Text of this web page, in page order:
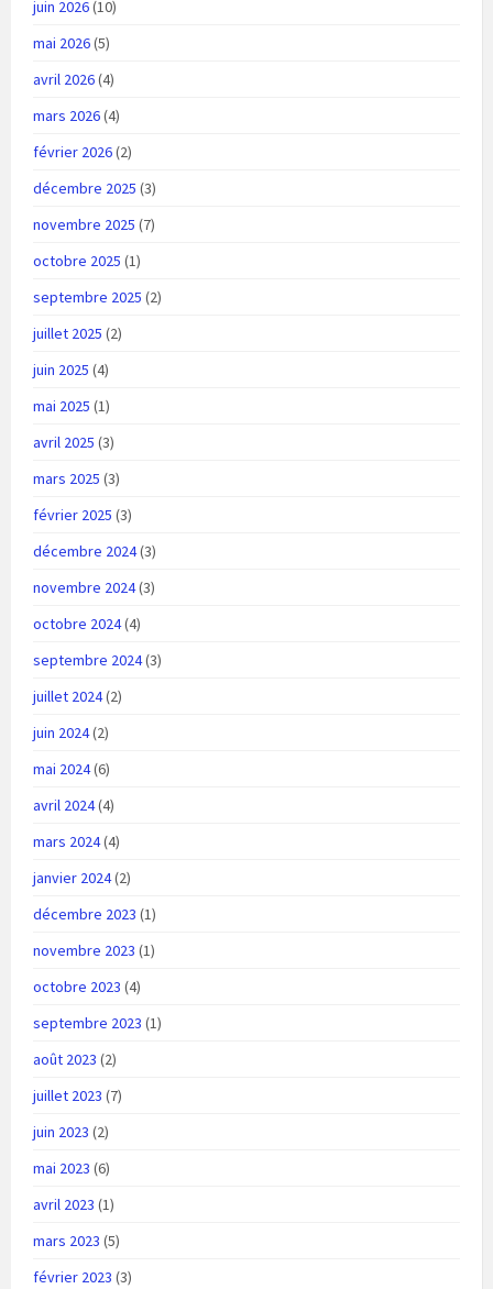
juin 2026(10)
mai 2026(5)
avril 2026(4)
mars 2026(4)
février 2026(2)
décembre 2025 (3)
novembre 2025 (7)
octobre 2025 (1)
septembre 2025 (2)
juillet 2025 (2)
juin 2025 (4)
mai 2025 (1)
avril 2025 (3)
mars 2025 (3)
février 2025 (3)
décembre 2024(3)
novembre 2024(3)
octobre 2024(4)
septembre 2024(3)
juillet 2024(2)
juin 2024(2)
mai 2024(6)
avril 2024(4)
mars 2024(4)
janvier 2024(2)
décembre 2023 (1)
novembre 2023 (1)
octobre 2023 (4)
septembre 2023 (1)
août 2023 (2)
juillet 2023 (7)
juin 2023 (2)
mai 2023 (6)
avril 2023 (1)
mars 2023 (5)
février 2023 (3)